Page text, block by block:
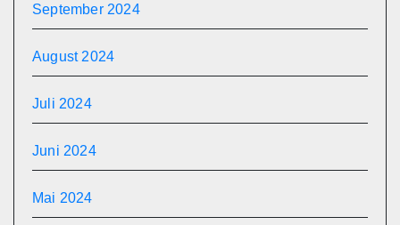
September 2024
August 2024
Juli 2024
Juni 2024
Mai 2024